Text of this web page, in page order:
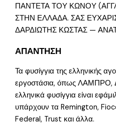
ΠΑΝΤΕΤΑ ΤΟΥ ΚΩΝΟΥ
ΣΤΗΝ ΕΛΛΑΔΑ. ΣΑΣ
ΔΑΡΔΙΩΤΗΣ ΚΩΣΤΑΣ —
ΑΠΑΝΤΗΣΗ
Τα φυσίγγια της ελληνικής
εργοστάσια, όπως ΛΑΜΠΡΟ,
ελληνικά φυσίγγια είναι
υπάρχουν τα Remington,
Federal, Trust και άλλα.